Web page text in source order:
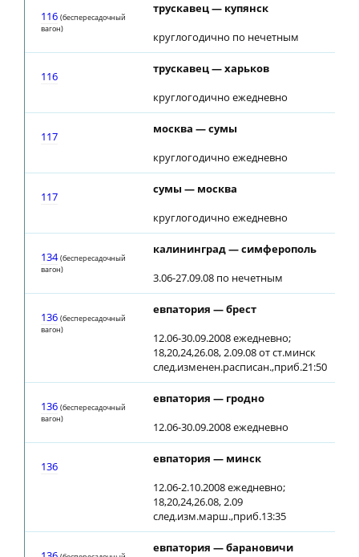
116 (беспересадочный
вагон)
трускавец — купянск
круглогодично по нечетным
116
трускавец — харьков
круглогодично ежедневно
117
москва — сумы
круглогодично ежедневно
117
сумы — москва
круглогодично ежедневно
134 (беспересадочный
вагон)
калининград — симферополь
3.06-27.09.08 по нечетным
136 (беспересадочный
вагон)
евпатория — брест
12.06-30.09.2008 ежедневно;
18,20,24,26.08, 2.09.08 от ст.минск
след.изменен.расписан.,приб.21:50
136 (беспересадочный
вагон)
евпатория — гродно
12.06-30.09.2008 ежедневно
136
евпатория — минск
12.06-2.10.2008 ежедневно;
18,20,24,26.08, 2.09
след.изм.марш.,приб.13:35
евпатория — барановичи